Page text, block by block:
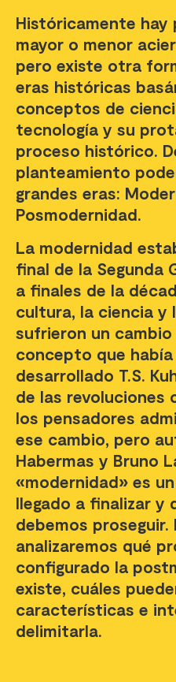
Históricamente hay
mayor o menor
pero existe otra
eras históricas
conceptos de
tecnología y su
proceso histórico.
planteamiento
grandes eras:
Posmodernidad.
La modernidad
final de la Segunda
a finales de la
cultura, la ciencia y
sufrieron un cambio
concepto que
desarrollado T.S.
de las revoluciones
los pensadores
ese cambio, pero
Habermas y Bruno
«modernidad» es
llegado a finalizar y
debemos proseguir.
analizaremos qué
configurado la
existe, cuáles
características e
delimitarla.